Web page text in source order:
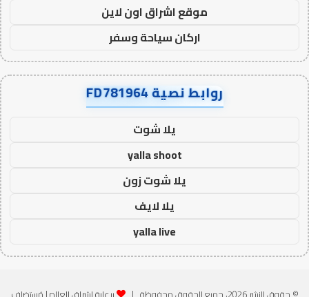
موقع اشراق اون لاين
اركان سياحة وسفر
روابط نصية FD781964
يلا شوت
yalla shoot
يلا شوت زون
يلا لايف
yalla live